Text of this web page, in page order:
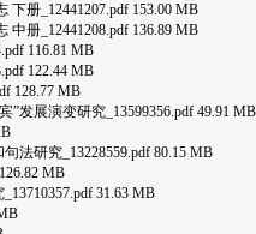
册_12441207.pdf 153.00 MB
册_12441208.pdf 136.89 MB
116.81 MB
122.44 MB
128.77 MB
展演变研究_13599356.pdf 49.91 MB
研究_13228559.pdf 80.15 MB
MB
31.63 MB